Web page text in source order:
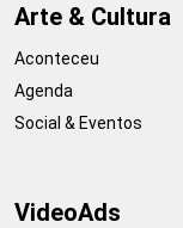
Arte & Cultura
Aconteceu
Agenda
Social & Eventos
VideoAds